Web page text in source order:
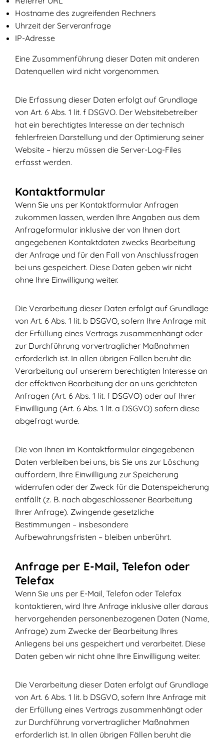
Hostname des zugreifenden Rechners
Uhrzeit der Serveranfrage
IP-Adresse
Eine Zusammenführung dieser Daten mit anderen
Datenquellen wird nicht vorgenommen.
Die Erfassung dieser Daten erfolgt auf Grundlage
von Art. 6 Abs. 1 lit. f DSGVO. Der Websitebetreiber
hat ein berechtigtes Interesse an der technisch
fehlerfreien Darstellung und der Optimierung seiner
Website – hierzu müssen die Server-Log-Files
erfasst werden.
Kontaktformular
Wenn Sie uns per Kontaktformular Anfragen
zukommen lassen, werden Ihre Angaben aus dem
Anfrageformular inklusive der von Ihnen dort
angegebenen Kontaktdaten zwecks Bearbeitung
der Anfrage und für den Fall von Anschlussfragen
bei uns gespeichert. Diese Daten geben wir nicht
ohne Ihre Einwilligung weiter.
Die Verarbeitung dieser Daten erfolgt auf Grundlage
von Art. 6 Abs. 1 lit. b DSGVO, sofern Ihre Anfrage mit
der Erfüllung eines Vertrags zusammenhängt oder
zur Durchführung vorvertraglicher Maßnahmen
erforderlich ist. In allen übrigen Fällen beruht die
Verarbeitung auf unserem berechtigten Interesse an
der effektiven Bearbeitung der an uns gerichteten
Anfragen (Art. 6 Abs. 1 lit. f DSGVO) oder auf Ihrer
Einwilligung (Art. 6 Abs. 1 lit. a DSGVO) sofern diese
abgefragt wurde.
Die von Ihnen im Kontaktformular eingegebenen
Daten verbleiben bei uns, bis Sie uns zur Löschung
auffordern, Ihre Einwilligung zur Speicherung
widerrufen oder der Zweck für die Datenspeicherung
entfällt (z. B. nach abgeschlossener Bearbeitung
Ihrer Anfrage). Zwingende gesetzliche
Bestimmungen – insbesondere
Aufbewahrungsfristen – bleiben unberührt.
Anfrage per E-Mail, Telefon oder
Telefax
Wenn Sie uns per E-Mail, Telefon oder Telefax
kontaktieren, wird Ihre Anfrage inklusive aller daraus
hervorgehenden personenbezogenen Daten (Name,
Anfrage) zum Zwecke der Bearbeitung Ihres
Anliegens bei uns gespeichert und verarbeitet. Diese
Daten geben wir nicht ohne Ihre Einwilligung weiter.
Die Verarbeitung dieser Daten erfolgt auf Grundlage
von Art. 6 Abs. 1 lit. b DSGVO, sofern Ihre Anfrage mit
der Erfüllung eines Vertrags zusammenhängt oder
zur Durchführung vorvertraglicher Maßnahmen
erforderlich ist. In allen übrigen Fällen beruht die